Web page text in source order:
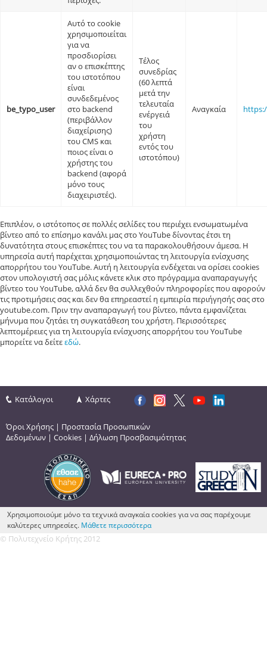
be_typo_user
Αυτό το cookie
χρησιμοποιείται
για να
προσδιορίσει
αν ο επισκέπτης
του ιστοτόπου
είναι
συνδεδεμένος
στο backend
(περιβάλλον
διαχείρισης)
του CMS και
ποιος είναι ο
χρήστης του
backend (αφορά
μόνο τους
διαχειριστές).
Τέλος
συνεδρίας
(60 λεπτά
μετά την
τελευταία
ενέργειά
του
χρήστη
εντός του
ιστοτόπου)
Αναγκαία
Επιπλέον, ο ιστότοπος σε πολλές σελίδες του περιέχει ενσωματωμένα
βίντεο από το επίσημο κανάλι μας στο YouTube δίνοντας έτσι τη
δυνατότητα στους επισκέπτες του να τα παρακολουθήσουν άμεσα. Η
υπηρεσία αυτή παρέχεται χρησιμοποιώντας τη λειτουργία ενίσχυσης
απορρήτου του YouTube. Αυτή η λειτουργία ενδέχεται να ορίσει cookies
στον υπολογιστή σας μόλις κάνετε κλικ στο πρόγραμμα αναπαραγωγής
βίντεο του YouTube, αλλά δεν θα συλλεχθούν πληροφορίες που αφορούν
τις προτιμήσεις σας και δεν θα επηρεαστεί η εμπειρία περιήγησής σας στο
youtube.com. Πριν την αναπαραγωγή του βίντεο, πάντα εμφανίζεται
μήνυμα που ζητάει τη συγκατάθεση του χρήστη. Περισσότερες
λεπτομέρειες για τη λειτουργία ενίσχυσης απορρήτου του YouTube
μπορείτε να δείτεεδώ.
Κατάλογοι Χάρτες
Όροι Χρήσης | Προστασία Προσωπικών
Δεδομένων | Cookies | Δήλωση Προσβασιμότητας
Χρησιμοποιούμε μόνο τα τεχνικά αναγκαία cookies για να σας παρέχουμε
καλύτερες υπηρεσίες. Μάθετε περισσότερα
© Πολυτεχνείο Κρήτης 2012